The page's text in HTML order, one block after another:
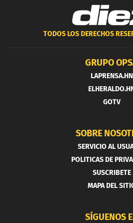
TODOS LOS DERECHOS
GRUPO
LAPRENSA.HN
GOTV
SOBRE
SERVICIO AL
POLITICAS DE
SUSCRIBETE
MAPA DEL
SÍGUENOS